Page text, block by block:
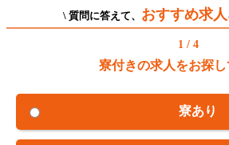
\ 質問に答えて、 おすすめ求人
1 / 4
寮付きの求人をお探し
寮あり